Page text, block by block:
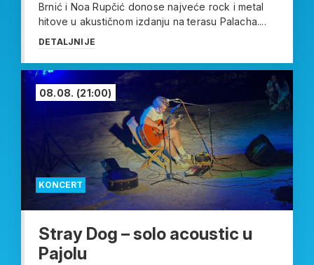
Brnić i Noa Rupčić donose najveće rock i metal
hitove u akustičnom izdanju na terasu Palacha....
DETALJNIJE
KONCERT
08.08. (21:00)
Stray Dog – solo acoustic u
Pajolu